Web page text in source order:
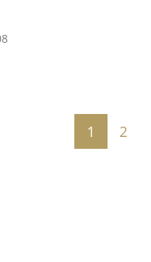
年到2020年的時裝
1 2